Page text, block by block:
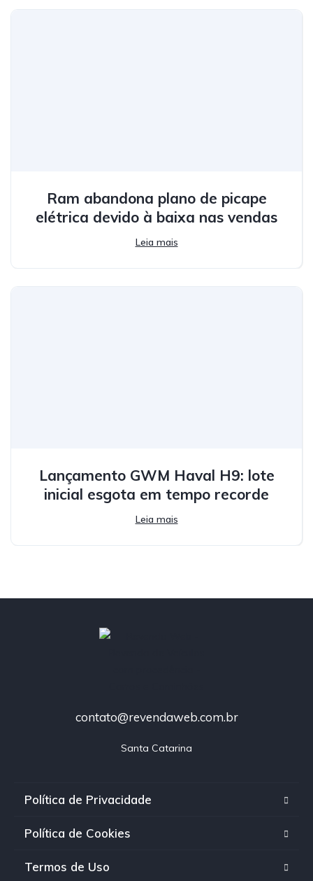
Ram abandona plano de picape
elétrica devido à baixa nas vendas
Leia mais
Lançamento GWM Haval H9: lote
inicial esgota em tempo recorde
Leia mais
contato@revendaweb.com.br
Santa Catarina
Política de Privacidade
Política de Cookies
Termos de Uso